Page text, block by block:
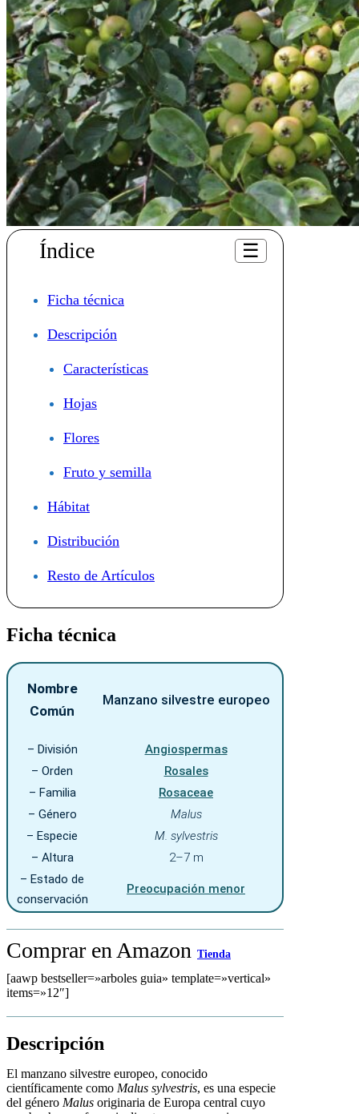
Índice ☰
Ficha técnica
Descripción
Características
Hojas
Flores
Fruto y semilla
Hábitat
Distribución
Resto de Artículos
Ficha técnica
Nombre
Común
Manzano silvestre europeo
– División
Angiospermas
– Orden
Rosales
– Familia
Rosaceae
– Género
Malus
– Especie
M. sylvestris
– Altura
2–7 m
– Estado de
conservación
Preocupación menor
Comprar en Amazon Tienda
[aawp bestseller=»arboles guia» template=»vertical»
items=»12″]
Descripción
El manzano silvestre europeo, conocido
científicamente como Malus sylvestris, es una especie
del género Malus originaria de Europa central cuyo